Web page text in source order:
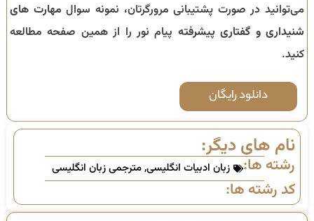
می‌توانید در صورت پشتیبانی مرورگرتان، نمونه سوال مهارت های
شنیداری و گفتاری پیشرفته پیام نور را از همین صفحه مطالعه
کنید.
دانلود رایگان
نام های دیگر:
رشته ها: زبان ادبیات انگلیسی,مترجمی زبان انگلیسی
کد رشته ها: